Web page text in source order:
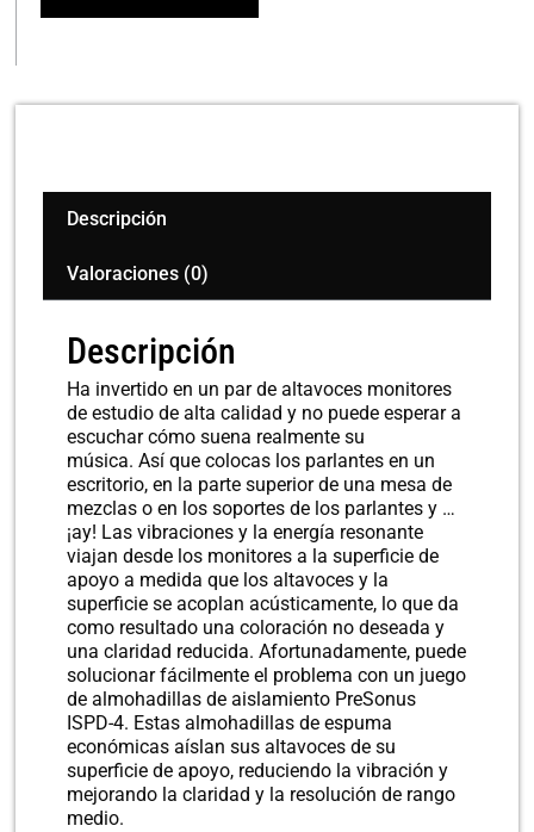
Descripción
Valoraciones (0)
Descripción
Ha invertido en un par de altavoces monitores
de estudio de alta calidad y no puede esperar a
escuchar cómo suena realmente su
música. Así que colocas los parlantes en un
escritorio, en la parte superior de una mesa de
mezclas o en los soportes de los parlantes y …
¡ay! Las vibraciones y la energía resonante
viajan desde los monitores a la superficie de
apoyo a medida que los altavoces y la
superficie se acoplan acústicamente, lo que da
como resultado una coloración no deseada y
una claridad reducida. Afortunadamente, puede
solucionar fácilmente el problema con un juego
de almohadillas de aislamiento PreSonus
ISPD-4. Estas almohadillas de espuma
económicas aíslan sus altavoces de su
superficie de apoyo, reduciendo la vibración y
mejorando la claridad y la resolución de rango
medio.